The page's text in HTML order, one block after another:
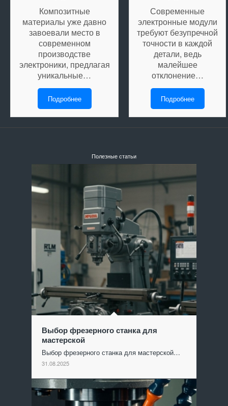
Композитные
материалы уже давно
завоевали место в
современном
производстве
электроники, предлагая
уникальные…
Подробнее
Современные
электронные модули
требуют безупречной
точности в каждой
детали, ведь
малейшее
отклонение…
Подробнее
Полезные статьи
Выбор фрезерного станка для
мастерской
Выбор фрезерного станка для мастерской…
31.08.2025